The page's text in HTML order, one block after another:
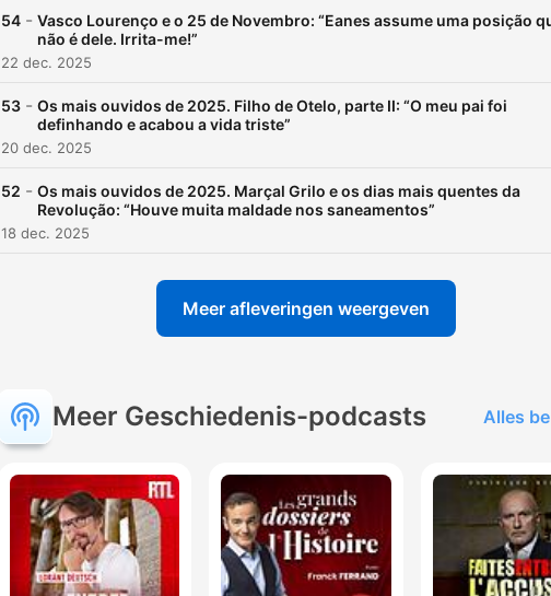
54 - Vasco Lourenço e o 25 de Novembro: “Eanes assume uma posição
não é dele. Irrita-me!”
22 dec. 2025
53 - Os mais ouvidos de 2025. Filho de Otelo, parte II: “O meu pai foi
definhando e acabou a vida triste”
20 dec. 2025
52 - Os mais ouvidos de 2025. Marçal Grilo e os dias mais quentes da
Revolução: “Houve muita maldade nos saneamentos”
18 dec. 2025
Meer afleveringen weergeven
Meer Geschiedenis-podcasts Alles